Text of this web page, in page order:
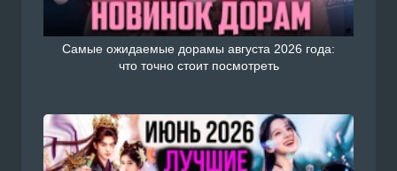
Самые ожидаемые дорамы августа 2026 года:
что точно стоит посмотреть